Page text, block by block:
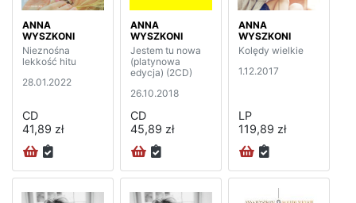
ANNA
WYSZKONI
Nieznośna
lekkość hitu
28.01.2022
CD
41,89 zł
ANNA
WYSZKONI
Jestem tu nowa
(platynowa
edycja) (2CD)
26.10.2018
CD
45,89 zł
ANNA
WYSZKONI
Kolędy wielkie
1.12.2017
LP
119,89 zł